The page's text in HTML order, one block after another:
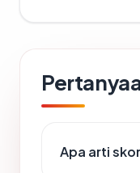
Apa arti